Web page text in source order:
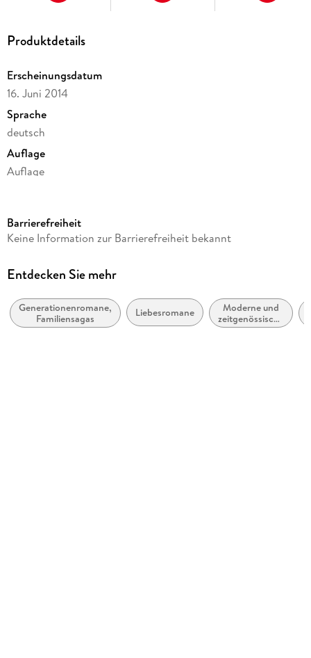
Produktdetails
Erscheinungsdatum
16. Juni 2014
Sprache
deutsch
Auflage
Auflage
Dateigröße
Laufzeit
Reihe
Sheridan Grant, 1
Barrierefreiheit
Keine Information zur Barrierefreiheit bekannt
Entdecken Sie mehr
Generationenromane,
Familiensagas
Liebesromane
Moderne und
zeitgenössische
Belletristik: